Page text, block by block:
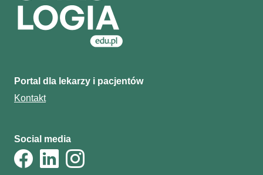
Portal dla lekarzy i pacjentów
Kontakt
Social media